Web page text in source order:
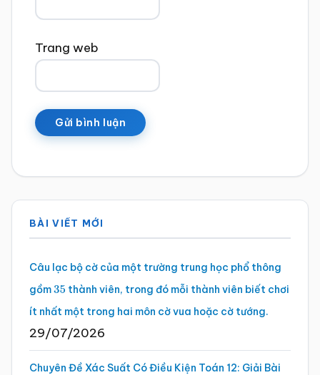
Trang web
Sidebar
chính
BÀI VIẾT MỚI
Câu lạc bộ cờ của một trường trung học phổ thông
gồm35 thành viên, trong đó mỗi thành viên biết chơi
ít nhất một trong hai môn cờ vua hoặc cờ tướng.
29/07/2026
Chuyên Đề Xác Suất Có Điều Kiện Toán 12: Giải Bài